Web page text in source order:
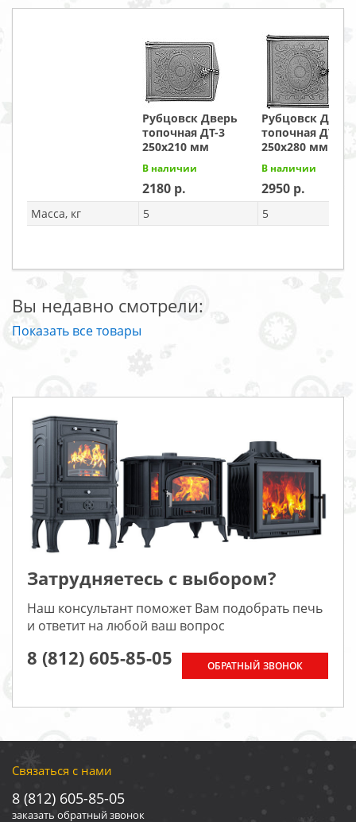
Рубцовск Дверь
топочная ДТ-3
250x210 мм
В наличии
2180
Рубцовск Дверь
топочная ДТ-4
250x280 мм
В наличии
2950
Масса, кг 5 5
Вы недавно смотрели:
Показать все товары
Затрудняетесь с выбором?
Наш консультант поможет Вам подобрать печь
и ответит на любой ваш вопрос
8 (812) 605-85-05 ОБРАТНЫЙ ЗВОНОК
Связаться с нами
8 (812) 605-85-05
заказать обратный звонок